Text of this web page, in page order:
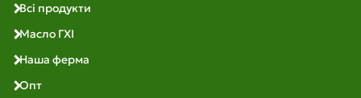
Всі продукти
Масло ГХІ
Наша ферма
Опт